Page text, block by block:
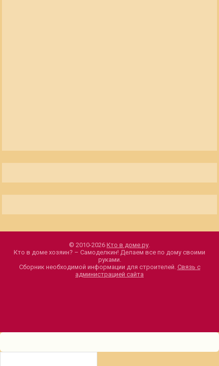
© 2010-2026 Кто в доме.ру.
Кто в доме хозяин? – Самоделкин! Делаем все по дому своими
руками.
Сборник необходимой информации для строителей. Связь с
администрацией сайта